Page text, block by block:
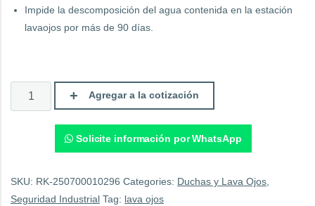
Impide la descomposición del agua contenida en la estación
lavaojos por más de 90 días.
Preservante
Para
Lavaojos
Agregar a la cotización
Solicite información por WhatsApp
SKU: RK-250700010296 Categories: Duchas y Lava Ojos
Seguridad Industrial Tag: lava ojos